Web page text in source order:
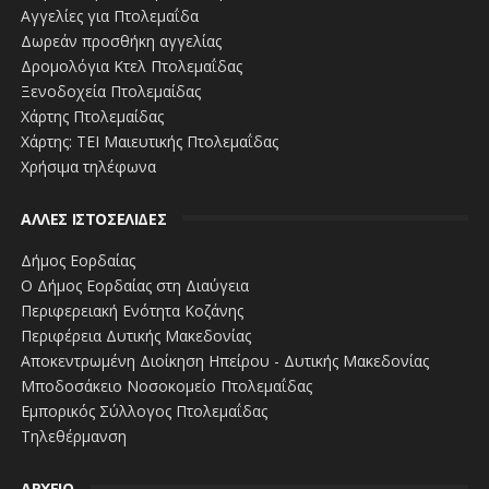
Αγγελίες για Πτολεμαΐδα
Δωρεάν προσθήκη αγγελίας
Δρομολόγια Κτελ Πτολεμαΐδας
Ξενοδοχεία Πτολεμαίδας
Χάρτης Πτολεμαίδας
Χάρτης: ΤΕΙ Μαιευτικής Πτολεμαΐδας
Χρήσιμα τηλέφωνα
ΑΛΛΕΣ ΙΣΤΟΣΕΛΙΔΕΣ
Δήμος Εορδαίας
Ο Δήμος Εορδαίας στη Διαύγεια
Περιφερειακή Ενότητα Κοζάνης
Περιφέρεια Δυτικής Μακεδονίας
Αποκεντρωμένη Διοίκηση Ηπείρου - Δυτικής Μακεδονίας
Μποδοσάκειο Νοσοκομείο Πτολεμαΐδας
Εμπορικός Σύλλογος Πτολεμαΐδας
Τηλεθέρμανση